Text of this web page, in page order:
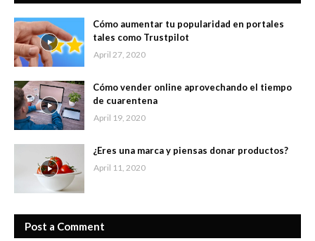
Cómo aumentar tu popularidad en portales
tales como Trustpilot
April 27, 2020
Cómo vender online aprovechando el tiempo
de cuarentena
April 19, 2020
¿Eres una marca y piensas donar productos?
April 11, 2020
Post a Comment